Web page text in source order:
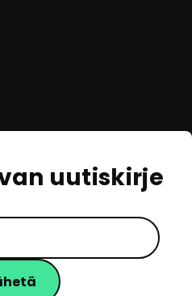
uutiskirje